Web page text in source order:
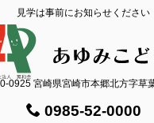
見学は事前にお知らせください
0925 宮崎県宮崎市本郷北方字草
0985-52-0000